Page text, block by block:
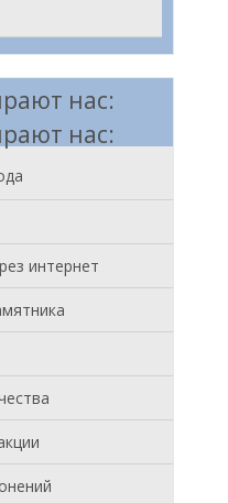
нас:
нас:
интернет